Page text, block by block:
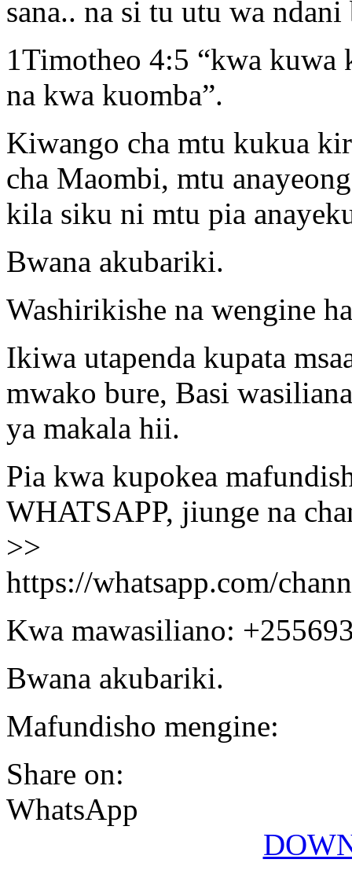
sana.. na si tu utu wa
1Timotheo 4:5 “kwa kuwa
na kwa kuomba”.
Kiwango cha mtu kukua
cha Maombi, mtu
kila siku ni mtu pia
Bwana akubariki.
Washirikishe na wengine
Ikiwa utapenda kupata
mwako bure, Basi
ya makala hii.
Pia kwa kupokea
WHATSAPP, jiunge na
>>
https://whatsapp.com/
Kwa mawasiliano:
Bwana akubariki.
Mafundisho mengine:
Share on:
WhatsApp